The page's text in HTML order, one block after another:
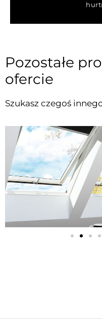
Pozostałe
ofercie
Szukasz czegoś